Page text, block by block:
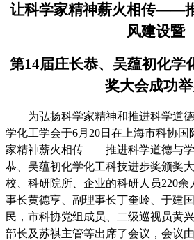
让科学家精神薪火相传——
风建设暨
第14届庄长恭、吴蕴初化学
奖大会成功
为弘扬科学家精神和推进科学道
学化工学会于6月 20日在上海市科协国
家精神薪火相传——推进科学道德与
恭、吴蕴初化学化工科技进步奖颁奖
校、科研院所、企业的科研人员220余
事长黄德亨、副理事长丁奎岭、于建
民，市科协党组成员、二级巡视员黄
部长及苏祺主管等出席了会议，会议